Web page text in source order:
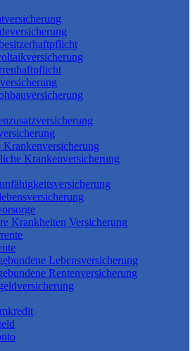
Krankenversicherung
Krankenversicherung
Krankheiten Versicherung
Lebensversicherung
Rentenversicherung